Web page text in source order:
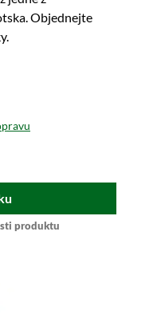
Objednejte
produktu